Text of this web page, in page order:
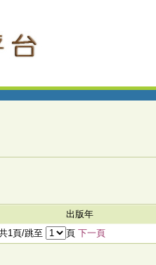
出版年
1頁/跳至 頁 下一頁